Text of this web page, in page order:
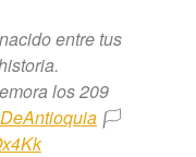
entre tus
los 209
🏳️